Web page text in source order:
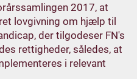
2017, at
lovgivning om hjælp til
der tilgodeser FN's
rettigheder, således, at
i relevant